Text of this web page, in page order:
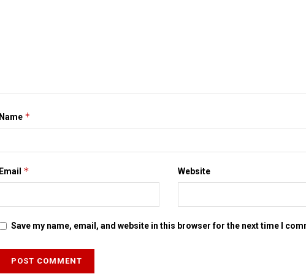
Name *
Email * Website
Save my name, email, and website in this browser for the next time I